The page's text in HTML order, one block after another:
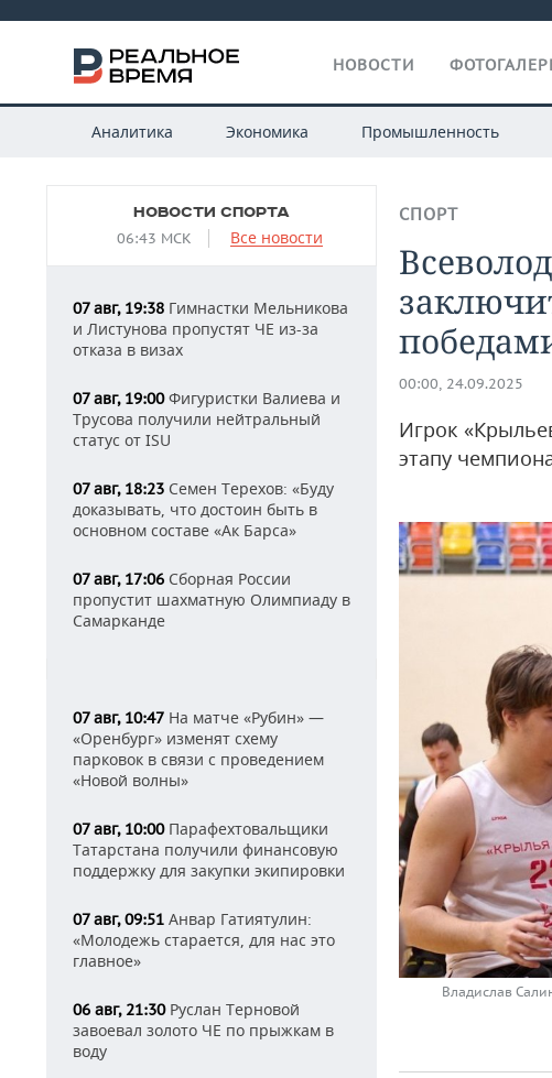
НОВОСТИ
Аналитика Экономика Промышленность
НОВОСТИ СПОРТА
06:43 МСК Все новости
07 авг, 19:38 Гимнастки Мельникова
и Листунова пропустят ЧЕ из-за
отказа в визах
07 авг, 19:00Фигуристки Валиева и
Трусова получили нейтральный
статус от ISU
07 авг, 18:23 Семен Терехов: «Буду
доказывать, что достоин быть в
основном составе «Ак Барса»
07 авг, 17:06 Сборная России
пропустит шахматную Олимпиаду в
Самарканде
07 авг, 10:47 На матче «Рубин» —
«Оренбург» изменят схему
парковок в связи с проведением
«Новой волны»
07 авг, 10:00Парафехтовальщики
Татарстана получили финансовую
поддержку для закупки экипировки
07 авг, 09:51 Анвар Гатиятулин:
«Молодежь старается, для нас это
главное»
06 авг, 21:30Руслан Терновой
завоевал золото ЧЕ по прыжкам в
воду
СПОРТ
00:00, 24.09.2025
Игрок
этапу
Владислав